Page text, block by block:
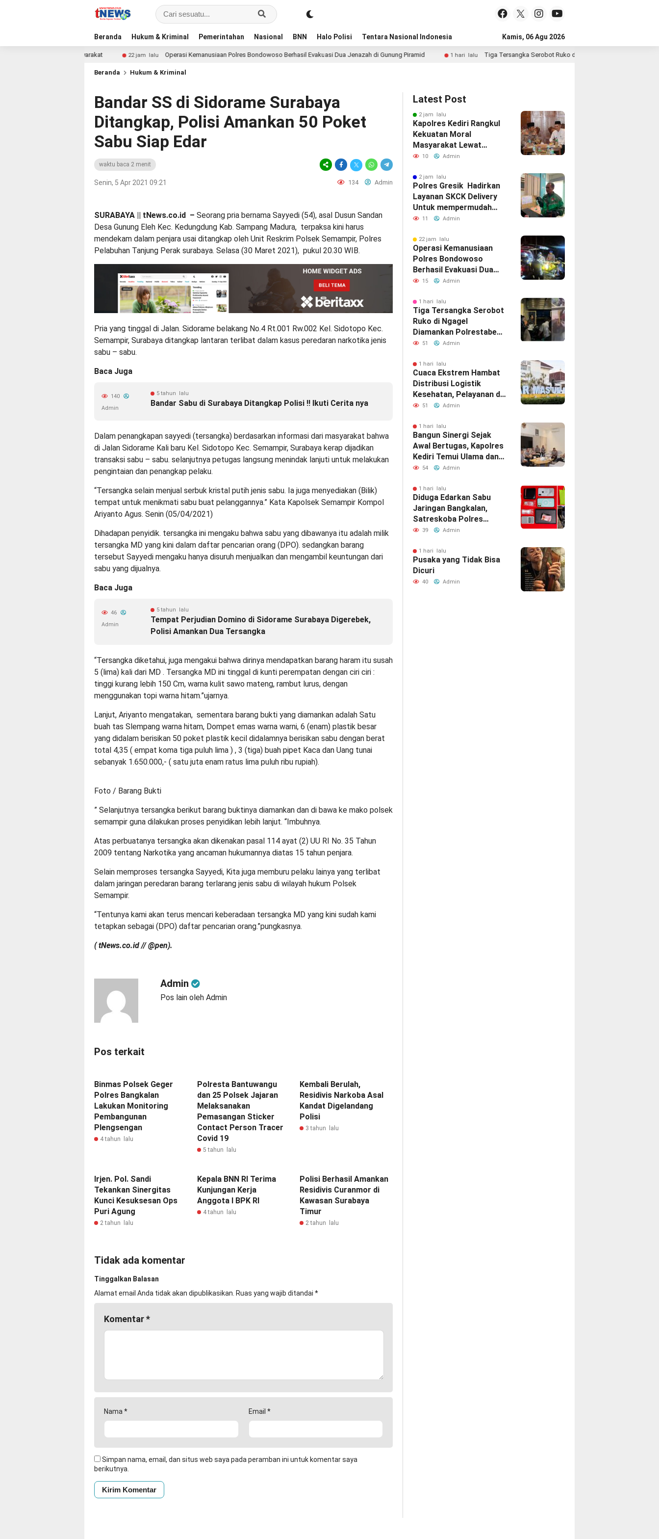
Beranda Hukum & Kriminal Pemerintahan Nasional BNN Halo Polisi Tentara Nasional Indonesia Kamis, 06 Agu 2026
22 jam lalu Operasi Kemanusiaan Polres Bondowoso Berhasil Evakuasi Dua Jenazah di Gunung Piramid 1 hari lalu Tiga Tersangka Serobot Ruko di Ngagel Diamankan Polrestabes
Beranda Hukum & Kriminal
Bandar SS di Sidorame Surabaya
Ditangkap, Polisi Amankan 50 Poket
Sabu Siap Edar
waktu baca 2 menit
Senin, 5 Apr 2021 09:21 134 Admin
SURABAYA || tNews.co.id – Seorang pria bernama Sayyedi (54), asal Dusun Sandan
Desa Gunung Eleh Kec. Kedungdung Kab. Sampang Madura, terpaksa kini harus
mendekam dalam penjara usai ditangkap oleh Unit Reskrim Polsek Semampir, Polres
Pelabuhan Tanjung Perak surabaya. Selasa (30 Maret 2021), pukul 20.30 WIB.
Pria yang tinggal di Jalan. Sidorame belakang No.4 Rt.001 Rw.002 Kel. Sidotopo Kec.
Semampir, Surabaya ditangkap lantaran terlibat dalam kasus peredaran narkotika jenis
sabu – sabu.
Baca Juga
5 tahun lalu
Bandar Sabu di Surabaya Ditangkap Polisi !! Ikuti Cerita nya
140
Admin
Dalam penangkapan sayyedi (tersangka) berdasarkan informasi dari masyarakat bahwa
di Jalan Sidorame Kali baru Kel. Sidotopo Kec. Semampir, Surabaya kerap dijadikan
transaksi sabu – sabu. selanjutnya petugas langsung menindak lanjuti untuk melakukan
pengintaian dan penangkap pelaku.
“Tersangka selain menjual serbuk kristal putih jenis sabu. Ia juga menyediakan (Bilik)
tempat untuk menikmati sabu buat pelanggannya.” Kata Kapolsek Semampir Kompol
Ariyanto Agus. Senin (05/04/2021)
Dihadapan penyidik. tersangka ini mengaku bahwa sabu yang dibawanya itu adalah milik
tersangka MD yang kini dalam daftar pencarian orang (DPO). sedangkan barang
tersebut Sayyedi mengaku hanya disuruh menjualkan dan mengambil keuntungan dari
sabu yang dijualnya.
Baca Juga
5 tahun lalu
Tempat Perjudian Domino di Sidorame Surabaya Digerebek,
Polisi Amankan Dua Tersangka
46
Admin
“Tersangka diketahui, juga mengakui bahwa dirinya mendapatkan barang haram itu susah
5 (lima) kali dari MD . Tersangka MD ini tinggal di kunti perempatan dengan ciri ciri :
tinggi kurang lebih 150 Cm, warna kulit sawo mateng, rambut lurus, dengan
menggunakan topi warna hitam.”ujarnya.
Lanjut, Ariyanto mengatakan, sementara barang bukti yang diamankan adalah Satu
buah tas Slempang warna hitam, Dompet emas warna warni, 6 (enam) plastik besar
yang didalam berisikan 50 poket plastik kecil didalamnya berisikan sabu dengan berat
total 4,35 ( empat koma tiga puluh lima ) , 3 (tiga) buah pipet Kaca dan Uang tunai
sebanyak 1.650.000,- ( satu juta enam ratus lima puluh ribu rupiah).
Foto / Barang Bukti
” Selanjutnya tersangka berikut barang buktinya diamankan dan di bawa ke mako polsek
semampir guna dilakukan proses penyidikan lebih lanjut. “Imbuhnya.
Atas perbuatanya tersangka akan dikenakan pasal 114 ayat (2) UU RI No. 35 Tahun
2009 tentang Narkotika yang ancaman hukumannya diatas 15 tahun penjara.
Selain memproses tersangka Sayyedi, Kita juga memburu pelaku lainya yang terlibat
dalam jaringan peredaran barang terlarang jenis sabu di wilayah hukum Polsek
Semampir.
“Tentunya kami akan terus mencari keberadaan tersangka MD yang kini sudah kami
tetapkan sebagai (DPO) daftar pencarian orang.”pungkasnya.
( tNews.co.id // @pen).
Admin
Pos lain oleh Admin
Pos terkait
Binmas Polsek Geger
Polres Bangkalan
Lakukan Monitoring
Pembangunan
Plengsengan
4 tahun lalu
Polresta Bantuwangu
dan 25 Polsek Jajaran
Melaksanakan
Pemasangan Sticker
Contact Person Tracer
Covid 19
5 tahun lalu
Kembali Berulah,
Residivis Narkoba Asal
Kandat Digelandang
Polisi
3 tahun lalu
Irjen. Pol. Sandi
Tekankan Sinergitas
Kunci Kesuksesan Ops
Puri Agung
2 tahun lalu
Kepala BNN RI Terima
Kunjungan Kerja
Anggota I BPK RI
4 tahun lalu
Polisi Berhasil Amankan
Residivis Curanmor di
Kawasan Surabaya
Timur
2 tahun lalu
Tidak ada komentar
Tinggalkan Balasan
Alamat email Anda tidak akan dipublikasikan. Ruas yang wajib ditandai *
Komentar*
Nama * Email *
Simpan nama, email, dan situs web saya pada peramban ini untuk komentar saya
berikutnya.
Latest Post
2 jam lalu
Kapolres Kediri Rangkul
Kekuatan Moral
Masyarakat Lewat
Silaturahmi
10 Admin
2 jam lalu
Polres Gresik Hadirkan
Layanan SKCK Delivery
Untuk mempermudah
Masyarakat
11 Admin
22 jam lalu
Operasi Kemanusiaan
Polres Bondowoso
Berhasil Evakuasi Dua
Jenazah di Gunung
15 Admin
1 hari lalu
Tiga Tersangka Serobot
Ruko di Ngagel
Diamankan Polrestabes
Surabaya
51 Admin
1 hari lalu
Cuaca Ekstrem Hambat
Distribusi Logistik
Kesehatan, Pelayanan di
Bawean Tetap
51 Admin
1 hari lalu
Bangun Sinergi Sejak
Awal Bertugas, Kapolres
Kediri Temui Ulama dan
Bupati
54 Admin
1 hari lalu
Diduga Edarkan Sabu
Jaringan Bangkalan,
Satreskoba Polres
Gresik Tangkap Oknum
Gresik
39 Admin
1 hari lalu
Pusaka yang Tidak Bisa
Dicuri
40 Admin